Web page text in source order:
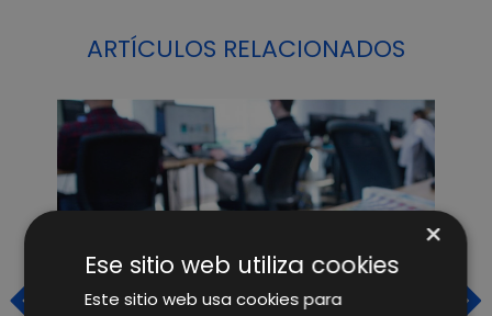
ARTÍCULOS RELACIONADOS
×
Ese sitio web utiliza cookies
Este sitio web usa cookies para